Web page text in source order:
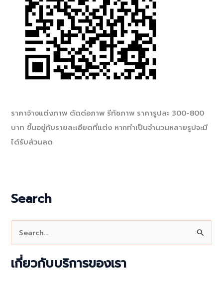
ราคาจ้างแต่งภาพ ตัดต่อภาพ รีทัชภาพ ราคารูปละ 300-800
บาท ขึ้นอยู่กับรายละเอียดที่แต่ง หากทำเป็นจำนวนหลายรูปจะมี
ได้รับส่วนลด
Search
r
เกี่ยวกับบริการของเรา